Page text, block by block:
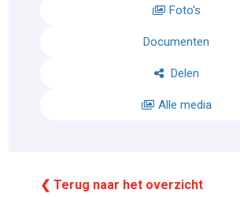
Foto's
Documenten
Delen
Alle media
❮ Terug naar het overzicht